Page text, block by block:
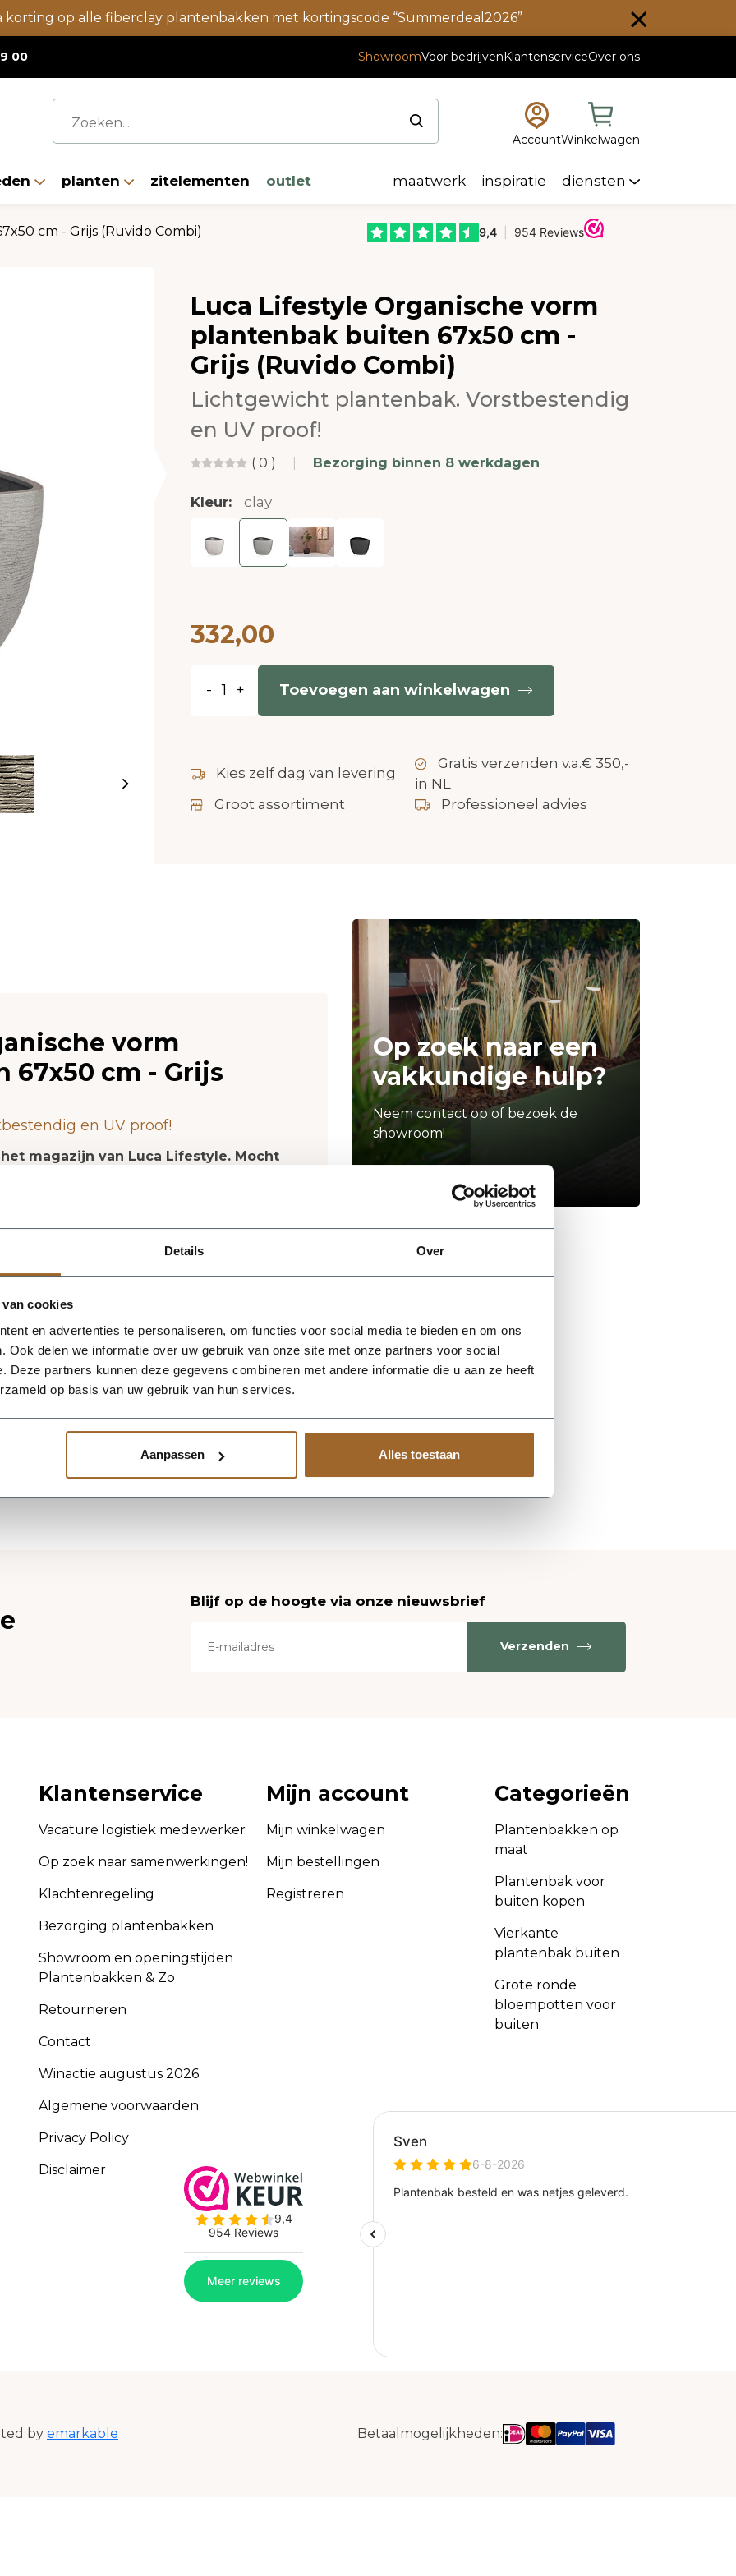
Details Over
cookies
en advertenties te personaliseren, om functies voor social media te bieden en om ons
Ook delen we informatie over uw gebruik van onze site met onze partners voor social
Deze partners kunnen deze gegevens combineren met andere informatie die u aan ze heeft
op basis van uw gebruik van hun services.
Aanpassen Alles toestaan
korting op alle fiberclay plantenbakken met kortingscode “Summerdeal2026”
00 ShowroomVoor bedrijvenKlantenserviceOver ons
AccountWinkelwagen
planten zitelementen outlet maatwerk inspiratie diensten
cm - Grijs (Ruvido Combi)
Luca Lifestyle Organische vorm
plantenbak buiten 67x50 cm -
Grijs (Ruvido Combi)
Lichtgewicht plantenbak. Vorstbestendig
en UV proof!
( 0 ) Bezorging binnen 8 werkdagen
Kleur: clay
332,00
- + Toevoegen aan winkelwagen
Kies zelf dag van levering
Gratis verzenden v.a.€ 350,-
in NL
Groot assortiment
Professioneel advies
vorm
67x50 cm - Grijs
en UV proof!
magazijn van Luca Lifestyle. Mocht
nemen we contact met je op.
Lifestyle brengt direct sfeer, volume en
Dankzij de designvorm krijgt deze
dat mooi combineert met zowel
kleur klei geeft het ontwerp een
goed tot zijn recht komen. Het
de bak voldoende aanwezigheid
Praktische kenmerken:
De afwerking in fiberglas zorgt voor een
geschikt voor styling in huis, op kantoor,
meerdere maten of kleuren uit
harmonieus geheel.
Op zoek naar een
vakkundige hulp?
Neem contact op of bezoek de
showroom!
Blijf op de hoogte via onze nieuwsbrief
Verzenden
Klantenservice
Vacature logistiek medewerker
Op zoek naar samenwerkingen!
Klachtenregeling
Bezorging plantenbakken
Showroom en openingstijden
Plantenbakken & Zo
Retourneren
Contact
Winactie augustus 2026
Algemene voorwaarden
Privacy Policy
Disclaimer
Mijn account
Mijn winkelwagen
Mijn bestellingen
Registreren
Categorieën
Plantenbakken op
maat
Plantenbak voor
buiten kopen
Vierkante
plantenbak buiten
Grote ronde
bloempotten voor
buiten
by emarkable Betaalmogelijkheden: